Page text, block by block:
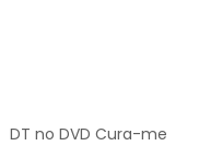
DT no DVD Cura-me